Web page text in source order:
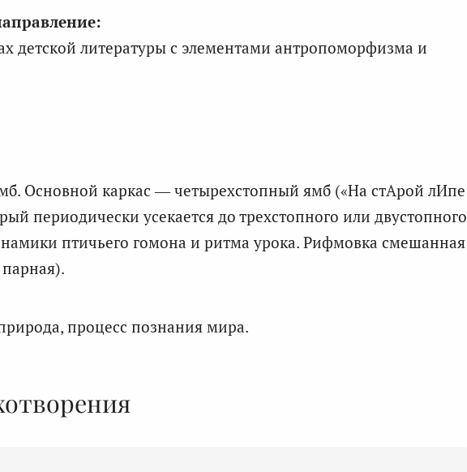
детской литературы с элементами антропоморфизма и
Основной каркас — четырехстопный ямб («На стАрой лИпе
периодически усекается до трехстопного или двустопного
птичьего гомона и ритма урока. Рифмовка смешанная
процесс познания мира.